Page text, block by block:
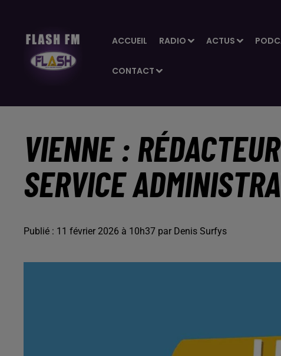
ACCUEIL RADIO ACTUS
CONTACT
VIENNE :
SERVICE
Publié : 11 février 2026 à 10h37 par Denis Surfys